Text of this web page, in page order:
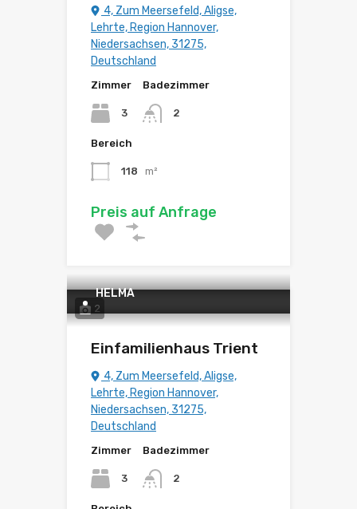
4, Zum Meersefeld, Aligse,
Lehrte, Region Hannover,
Niedersachsen, 31275,
Deutschland
Zimmer
3
Badezimmer
2
Bereich
118 m²
Preis auf Anfrage
2
HELMA
Einfamilienhaus Trient
4, Zum Meersefeld, Aligse,
Lehrte, Region Hannover,
Niedersachsen, 31275,
Deutschland
Zimmer
3
Badezimmer
2